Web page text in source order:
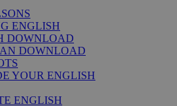
ENGLISH
DOWNLOAD
DOWNLOAD
YOUR ENGLISH
ENGLISH